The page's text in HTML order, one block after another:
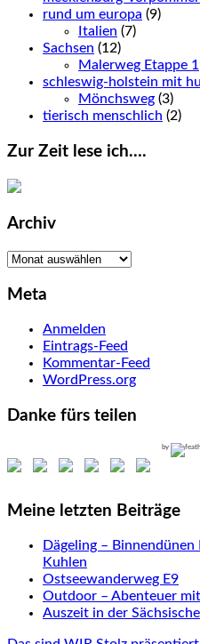
rund um europa (9)
Italien (7)
Sachsen (12)
Malerweg Etappe 1
schleswig-holstein mit
Mönchsweg (3)
tierisch menschlich (2)
Zur Zeit lese ich….
Archiv
Archiv
Meta
Anmelden
Eintrags-Feed
Kommentar-Feed
WordPress.org
Danke fürs teilen
by
Meine letzten Beiträge
Dägeling –
Kuhlen
Ostseewanderweg E9
Outdoor – Abenteuer
Auszeit in der